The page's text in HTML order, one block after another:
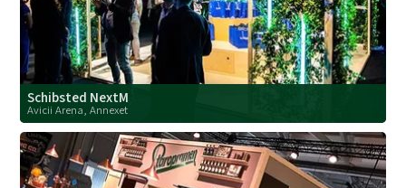
Schibsted NextM
Avicii Arena, Annexet